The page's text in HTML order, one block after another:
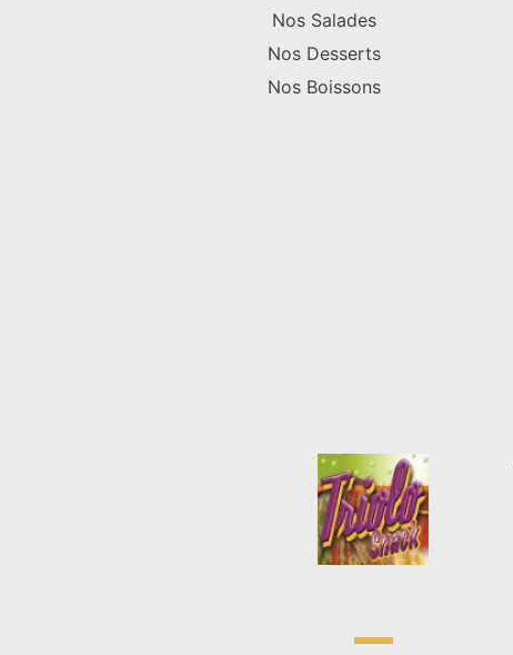
Nos Salades
Nos Desserts
Nos Boissons